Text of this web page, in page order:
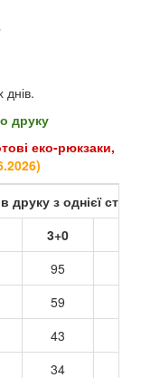
друку
еко-рюкзаки,
)
друку з однієї сторони
3+0
95
59
43
34